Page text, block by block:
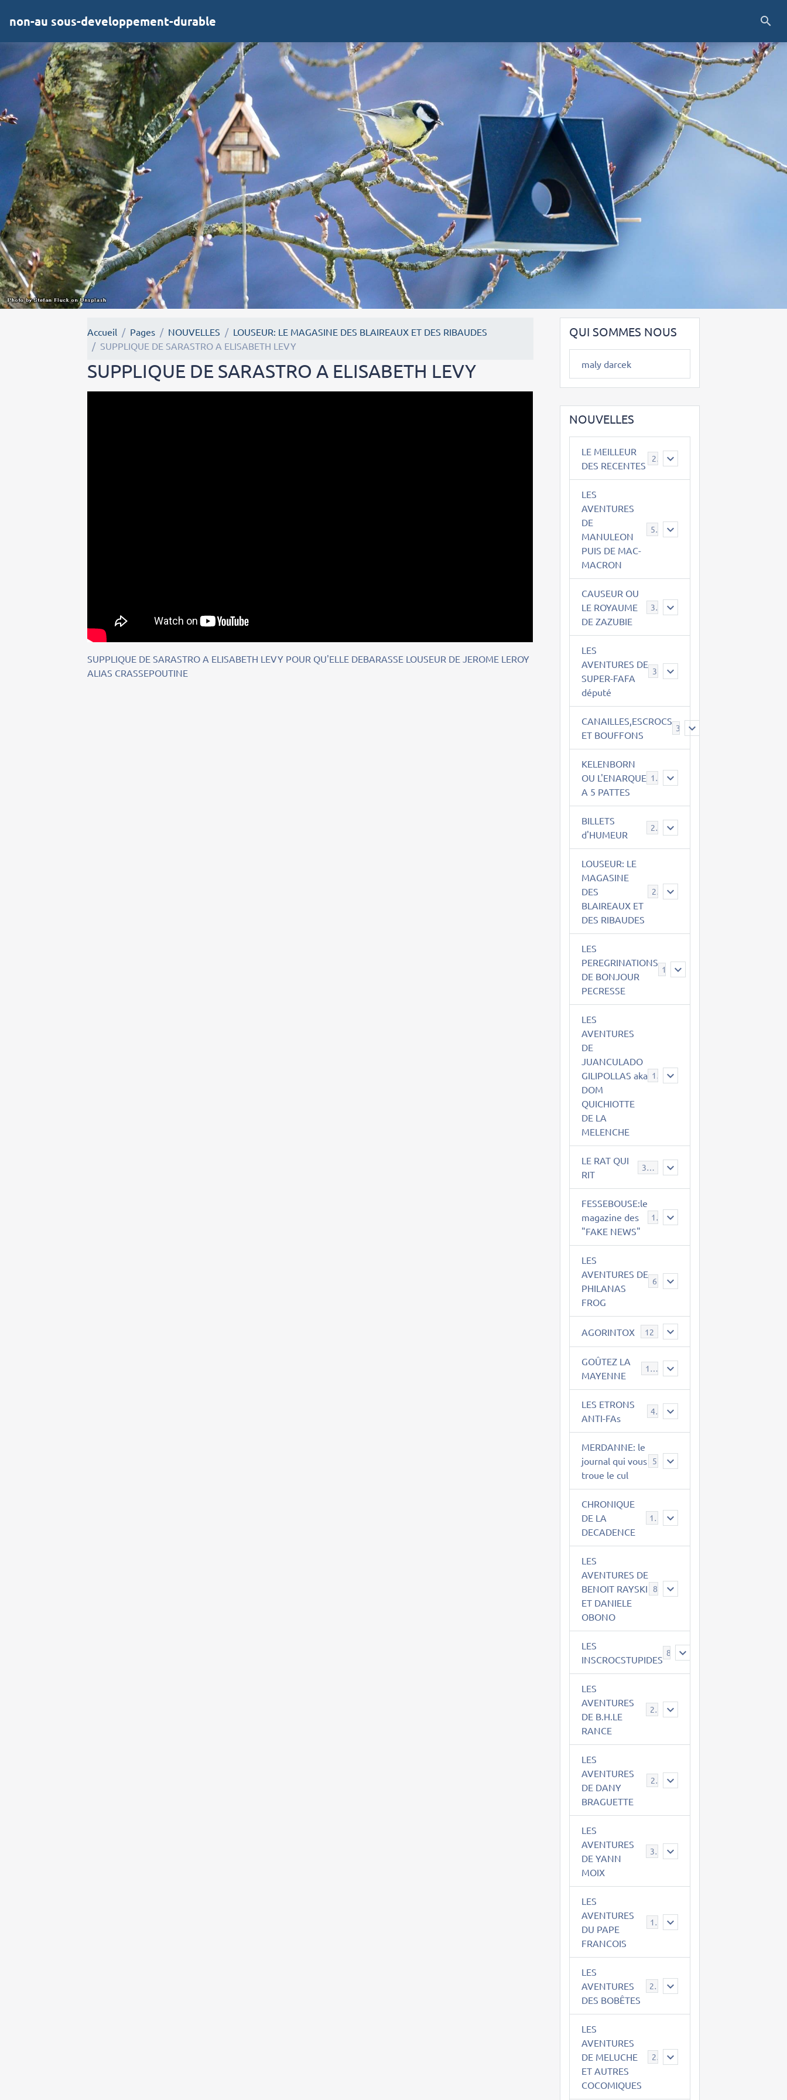
non-au sous-developpement-durable
Accueil Pages NOUVELLES
LOUSEUR: LE MAGASINE DES BLAIREAUX ET DES RIBAUDES
SUPPLIQUE DE SARASTRO A ELISABETH LEVY
SUPPLIQUE DE SARASTRO A ELISABETH LEVY
SUPPLIQUE DE SARASTRO A ELISABETH LEVY POUR QU'ELLE DEBARASSE LOUSEUR DE JEROME LEROY
ALIAS CRASSEPOUTINE
QUI SOMMES NOUS
maly darcek
NOUVELLES
LE MEILLEUR
DES RECENTES
2
LES
AVENTURES
DE
MANULEON
PUIS DE MAC-
MACRON
543
CAUSEUR OU
LE ROYAUME
DE ZAZUBIE
38
LES
AVENTURES DE
SUPER-FAFA
député
CANAILLES,ESCROCS
ET BOUFFONS
385
KELENBORN
OU L'ENARQUE
A 5 PATTES
14
BILLETS
d'HUMEUR
2
LOUSEUR: LE
MAGASINE
DES
BLAIREAUX ET
DES RIBAUDES
21
LES
PEREGRINATIONS
DE BONJOUR
PECRESSE
14
LES
AVENTURES
DE
JUANCULADO
GILIPOLLAS aka
DOM
QUICHIOTTE
DE LA
MELENCHE
119
LE RAT QUI
RIT
395
FESSEBOUSE:le
magazine des
"FAKE NEWS"
19
LES
AVENTURES DE
PHILANAS
FROG
AGORINTOX 12
GOÛTEZ LA
MAYENNE
189
LES ETRONS
ANTI-FAs
4
MERDANNE: le
journal qui vous
troue le cul
CHRONIQUE
DE LA
DECADENCE
12
LES
AVENTURES DE
BENOIT RAYSKI
ET DANIELE
OBONO
LES
INSCROCSTUPIDES
8
LES
AVENTURES
DE B.H.LE
RANCE
21
LES
AVENTURES
DE DANY
BRAGUETTE
29
LES
AVENTURES
DE YANN
MOIX
39
LES
AVENTURES
DU PAPE
FRANCOIS
15
LES
AVENTURES
DES BOBÊTES
23
LES
AVENTURES
DE MELUCHE
ET AUTRES
COCOMIQUES
22